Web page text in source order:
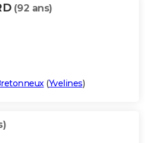
(92 ans)
(Yvelines)